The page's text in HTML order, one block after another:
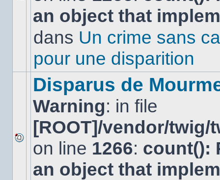
sujet
est
verrouillé,
vous
pouvez
pas
modifier
messages
poster
réponse.
an object that
dans Un crime sans
pour une disparition
Aucun
nouveau
message
non-
Disparus de
Warning: in file
[ROOT]/vendor/
on line 1266: count():
an object that